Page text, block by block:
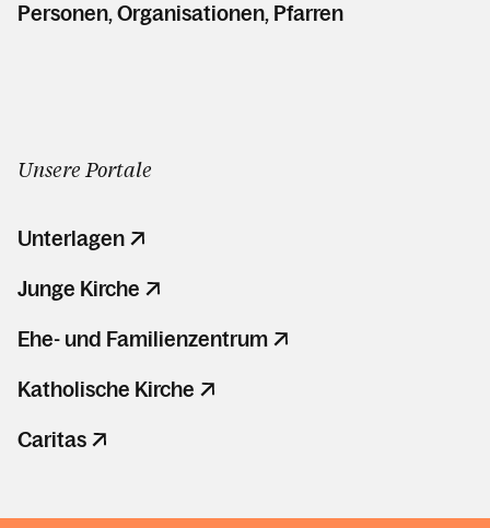
Personen, Organisationen, Pfarren
Unsere Portale
Unterlagen
Junge Kirche
Ehe- und Familienzentrum
Katholische Kirche
Caritas